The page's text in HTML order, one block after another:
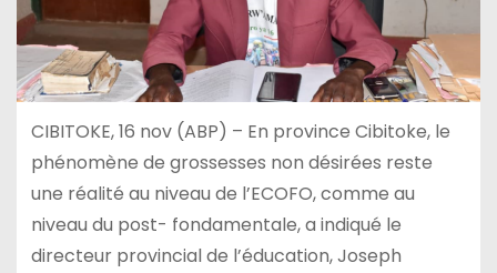
CIBITOKE, 16 nov (ABP) – En province Cibitoke, le
phénomène de grossesses non désirées reste
une réalité au niveau de l’ECOFO, comme au
niveau du post- fondamentale, a indiqué le
directeur provincial de l’éducation, Joseph